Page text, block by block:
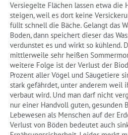
Versiegelte Flächen lassen etwa die
steigen, weil es dort keine
füllt schnell die Bäche. Gelangt das
Boden, dann speichert dieser das
verdunstet es und wirkt so kühlend.
mittlerweile sehr heißen
weitere Folge ist der Verlust der
Prozent aller Vögel und Säugetiere
stark gefährdet, unter anderem weil
verbaut wird. Und man darf nicht
nur einer Handvoll guten, gesunden
Lebewesen als Menschen auf der
Verlust von Böden bedeutet auch